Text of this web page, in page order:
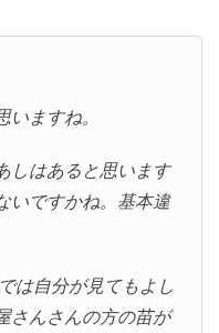
ますね。
しはあると思います
いですかね。基本違
は自分が見てもよし
さんさんの方の苗が